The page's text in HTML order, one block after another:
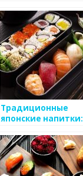
Традиционные
японские напитки: